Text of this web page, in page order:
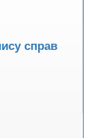
справ